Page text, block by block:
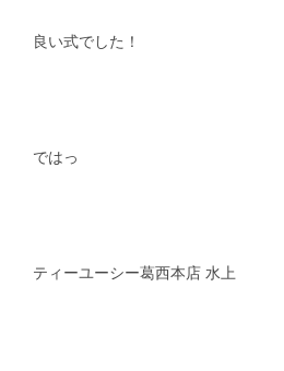
良い式でした！
ではっ
ティーユーシー葛西本店 水上